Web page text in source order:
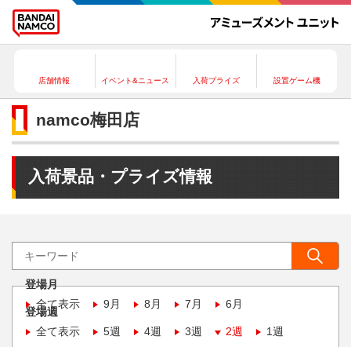
店舗情報 イベント&ニュース 入荷プライズ 設置ゲーム機
namco梅田店
入荷景品・プライズ情報
登場月
全て表示
9月 8月 7月 6月
登場週
全て表示
5週 4週 3週 2週 1週